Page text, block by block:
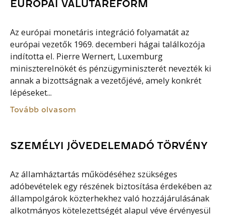
EURÓPAI VALUTAREFORM
Az európai monetáris integráció folyamatát az
európai vezetők 1969. decemberi hágai találkozója
indította el. Pierre Wernert, Luxemburg
miniszterelnökét és pénzügyminiszterét nevezték ki
annak a bizottságnak a vezetőjévé, amely konkrét
lépéseket...
Tovább olvasom
SZEMÉLYI JÖVEDELEMADÓ TÖRVÉNY
Az államháztartás működéséhez szükséges
adóbevételek egy részének biztosítása érdekében az
állampolgárok közterhekhez való hozzájárulásának
alkotmányos kötelezettségét alapul véve érvényesül